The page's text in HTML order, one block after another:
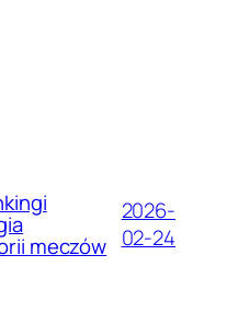
meczów
2026-
02-24